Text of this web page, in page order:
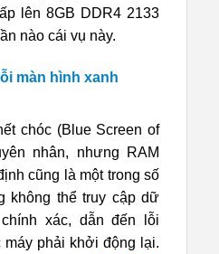
lên 8GB DDR4 2133
nào cái vụ này.
màn hình xanh
chóc (Blue Screen of
nhân, nhưng RAM
cũng là một trong số
không thể truy cập dữ
xác, dẫn đến lỗi
máy phải khởi động lại.